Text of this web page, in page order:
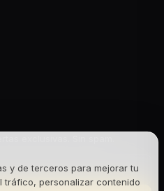
y de terceros para mejorar tu
tráfico, personalizar contenido